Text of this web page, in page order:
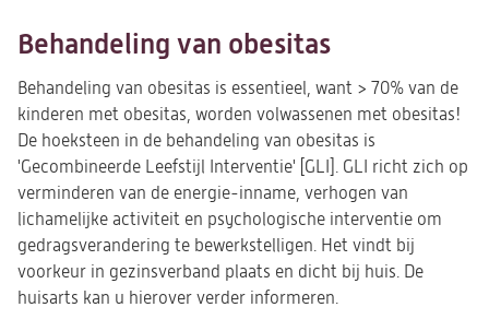
Behandeling van obesitas
Behandeling van obesitas is essentieel, want > 70% van de
kinderen met obesitas, worden volwassenen met obesitas!
De hoeksteen in de behandeling van obesitas is
'Gecombineerde Leefstijl Interventie' [GLI]. GLI richt zich op
verminderen van de energie‐inname, verhogen van
lichamelijke activiteit en psychologische interventie om
gedragsverandering te bewerkstelligen. Het vindt bij
voorkeur in gezinsverband plaats en dicht bij huis. De
huisarts kan u hierover verder informeren.